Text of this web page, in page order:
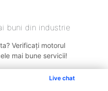
Live chat
buni din industrie
Verificați motorul
mai bune servicii!